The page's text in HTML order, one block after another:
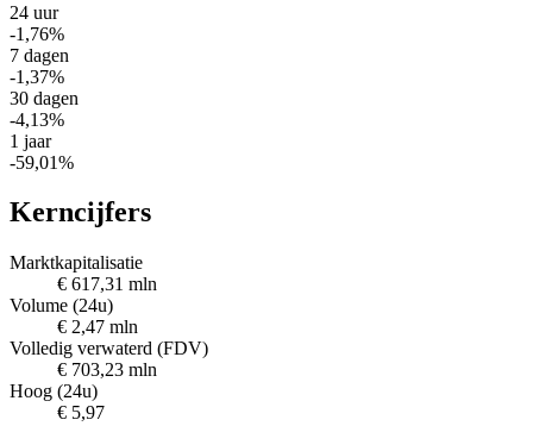
24 uur
-1,76%
7 dagen
-1,37%
30 dagen
-4,13%
1 jaar
-59,01%
Kerncijfers
Marktkapitalisatie
€ 617,31 mln
Volume (24u)
€ 2,47 mln
Volledig verwaterd (FDV)
€ 703,23 mln
Hoog (24u)
€ 5,97